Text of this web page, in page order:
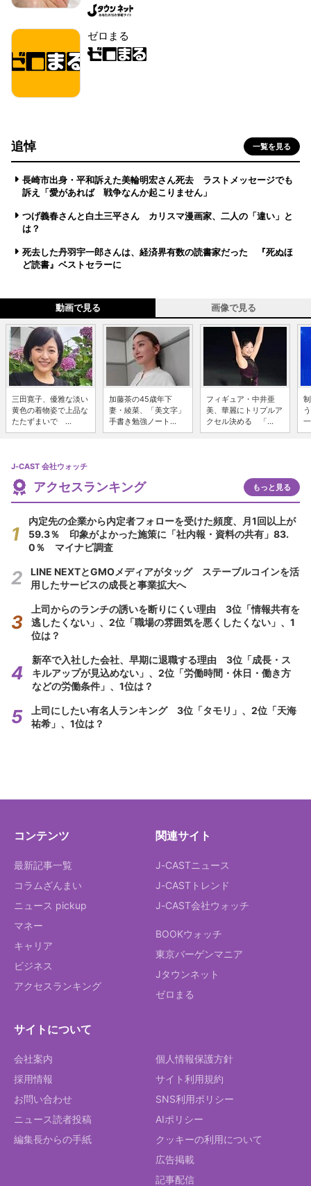
ゼロまる
追悼 一覧を見る
長崎市出身・平和訴えた美輪明宏さん死去 ラストメッセージでも
訴え「愛があれば 戦争なんか起こりません」
つげ義春さんと白土三平さん カリスマ漫画家、二人の「違い」と
は？
死去した丹羽宇一郎さんは、経済界有数の読書家だった 『死ぬほ
ど読書』ベストセラーに
動画で見る 画像で見る
三田寛子、優雅な淡い
黄色の着物姿で上品な
たたずまいで ...
加藤茶の45歳年下
妻・綾菜、「美文字」
手書き勉強ノート...
フィギュア・中井亜
美、華麗にトリプルア
クセル決める 「...
J-CAST 会社ウォッチ
アクセスランキング もっと見る
内定先の企業から内定者フォローを受けた頻度、月1回以上が
59.3％ 印象がよかった施策に「社内報・資料の共有」83.
0％ マイナビ調査
LINE NEXTとGMOメディアがタッグ ステーブルコインを活
用したサービスの成長と事業拡大へ
上司からのランチの誘いを断りにくい理由 3位「情報共有を
逃したくない」、2位「職場の雰囲気を悪くしたくない」、1
位は？
新卒で入社した会社、早期に退職する理由 3位「成長・ス
キルアップが見込めない」、2位「労働時間・休日・働き方
などの労働条件」、1位は？
上司にしたい有名人ランキング 3位「タモリ」、2位「天海
祐希」、1位は？
コンテンツ
最新記事一覧
コラムざんまい
ニュース pickup
マネー
キャリア
ビジネス
アクセスランキング
関連サイト
J-CASTニュース
J-CASTトレンド
J-CAST会社ウォッチ
BOOKウォッチ
東京バーゲンマニア
Jタウンネット
ゼロまる
サイトについて
会社案内
採用情報
お問い合わせ
ニュース読者投稿
編集長からの手紙
個人情報保護方針
サイト利用規約
SNS利用ポリシー
AIポリシー
クッキーの利用について
広告掲載
記事配信